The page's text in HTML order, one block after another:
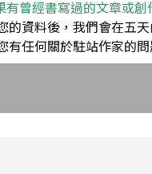
有曾經書寫過的文章或
的資料後，我們會在五
有任何關於駐站作家的